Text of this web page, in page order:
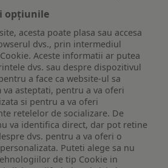
opțiunile
acesta poate plasa sau accesa
dvs., prin intermediul
Aceste informatii ar putea
dvs. sau despre dispozitivul
a face ca website-ul sa
va asteptati, pentru a va oferi
si pentru a va oferi
retelelor de socializare. De
va identifica direct, dar pot retine
dvs. pentru a va oferi o
Puteti alege sa nu
de tip Cookie in